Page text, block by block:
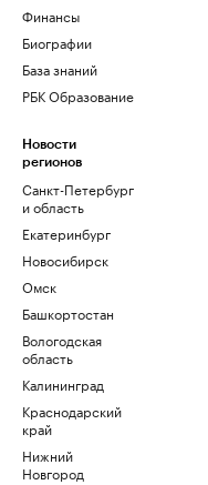
Финансы
Биографии
База знаний
РБК Образование
Новости
регионов
Санкт-Петербург
и область
Екатеринбург
Новосибирск
Омск
Башкортостан
Вологодская
область
Калининград
Краснодарский
край
Нижний
Новгород